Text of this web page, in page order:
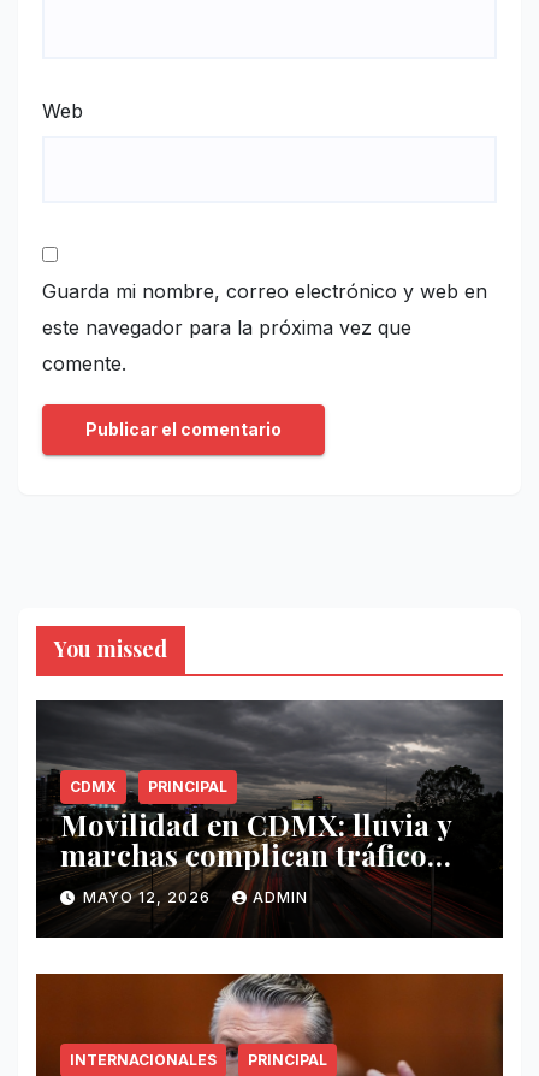
Web
Guarda mi nombre, correo electrónico y web en
este navegador para la próxima vez que
comente.
You missed
CDMX PRINCIPAL
Movilidad en CDMX: lluvia y
marchas complican tráfico
este 12 de mayo
MAYO 12, 2026 ADMIN
INTERNACIONALES PRINCIPAL